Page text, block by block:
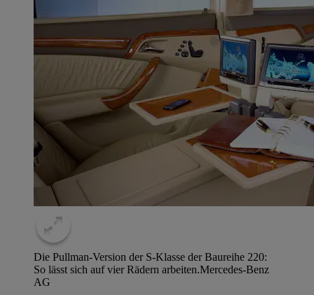
Die Pullman-Version der S-Klasse der Baureihe 220:
So lässt sich auf vier Rädern arbeiten.Mercedes-Benz
AG